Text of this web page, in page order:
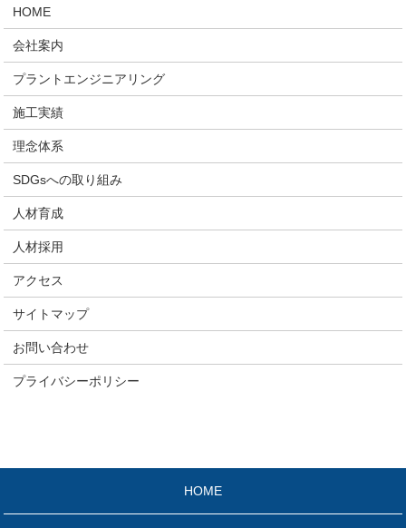
HOME
会社案内
プラントエンジニアリング
施工実績
理念体系
SDGsへの取り組み
人材育成
人材採用
アクセス
サイトマップ
お問い合わせ
プライバシーポリシー
HOME